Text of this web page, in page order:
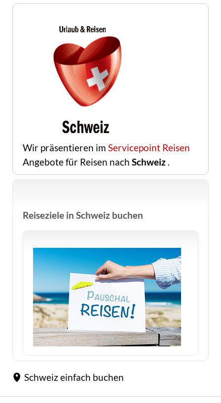
Wir präsentieren im Servicepoint Reisen
Angebote für Reisen nach Schweiz.
Reiseziele in Schweiz buchen
Schweiz einfach buchen